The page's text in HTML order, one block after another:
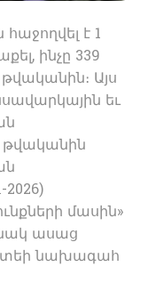
է 1
ինչը 339
Այս
եւ
թվականին
մասին»
ասաց
նախագահ